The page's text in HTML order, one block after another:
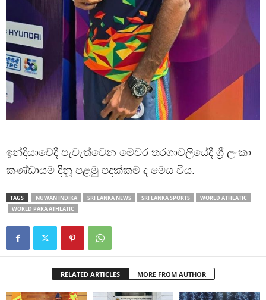
ඉන්දියාවේදී පැවැත්වෙන මෙවර තරගාවලියේදී ශ්‍රී ලංකා
කණ්ඩායම දිනූ පළමු පදක්කම ද මෙය විය.
TAGS NUWAN INDIKA SRI LANKA NEWS SRI LANKA SPORTS
WORLD ATHLATIC
WORLD PARA ATHLATIC
RELATED ARTICLES MORE FROM AUTHOR